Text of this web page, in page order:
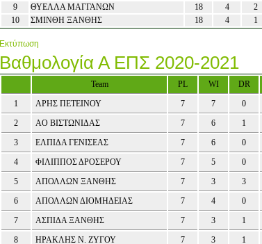
9
ΘΥΕΛΛΑ ΜΑΓΓΑΝΩΝ 18 4 2
10
ΣΜΙΝΘΗ ΞΑΝΘΗΣ 18 4 1
Εκτύπωση
Βαθμολογία Α ΕΠΣ 2020-2021
Team PL WI DR
1
ΑΡΗΣ ΠΕΤΕΙΝΟΥ 7 7 0
2
ΑΟ ΒΙΣΤΩΝΙΔΑΣ 7 6 1
3
ΕΛΠΙΔΑ ΓΕΝΙΣΕΑΣ 7 6 0
4
ΦΙΛΙΠΠΟΣ ΔΡΟΣΕΡΟΥ 7 5 0
5
ΑΠΟΛΛΩΝ ΞΑΝΘΗΣ 7 3 3
6
ΑΠΟΛΛΩΝ ΔΙΟΜΗΔΕΙΑΣ 7 4 0
7
ΑΣΠΙΔΑ ΞΑΝΘΗΣ 7 3 1
8
ΗΡΑΚΛΗΣ Ν. ΖΥΓΟΥ 7 3 1